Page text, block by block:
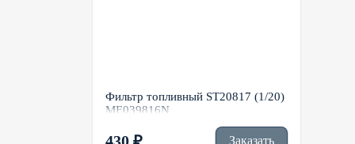
Фильтр топливный ST20817 (1/20)
ME039816N
Заказать